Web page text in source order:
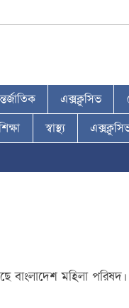
এক্সক্লুসিভ
স্বাস্থ্য
বাংলাদেশ মহিলা